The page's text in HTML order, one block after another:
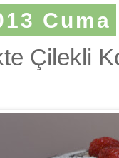
Cuma
Çilekli